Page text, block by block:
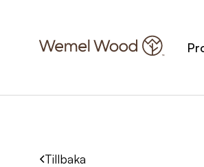
Tillbaka